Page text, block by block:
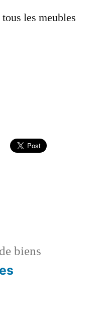
les meubles
biens